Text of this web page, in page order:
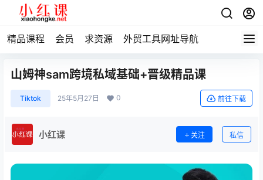
精品课程 会员 求资源 外贸工具网址导航
山姆神sam跨境私域基础+晋级精品课
Tiktok 25年5月27日 0 前往下载
小红课 关注 私信